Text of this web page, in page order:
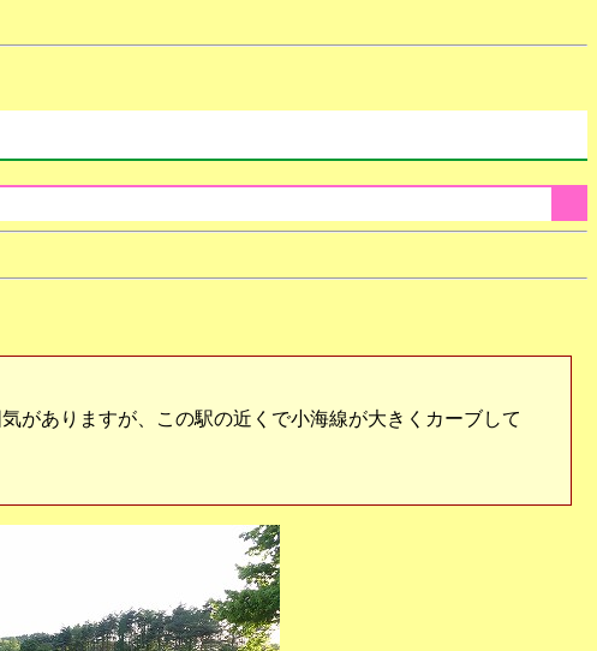
がありますが、この駅の近くで小海線が大きくカーブして